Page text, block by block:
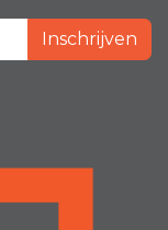
Inschrijven